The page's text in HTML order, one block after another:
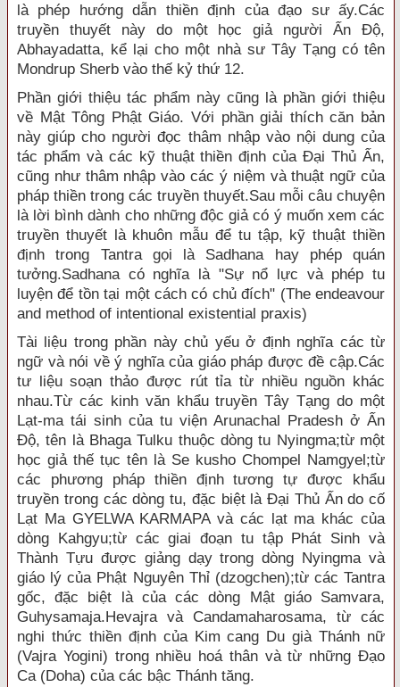
là phép hướng dẫn thiền định của đạo sư ấy.Các
truyền thuyết này do một học giả người Ấn Ðộ,
Abhayadatta, kể lại cho một nhà sư Tây Tạng có tên
Mondrup Sherb vào thế kỷ thứ 12.
Phần giới thiệu tác phẩm này cũng là phần giới thiệu
về Mật Tông Phật Giáo. Với phần giải thích căn bản
này giúp cho người đọc thâm nhập vào nội dung của
tác phẩm và các kỹ thuật thiền định của Ðại Thủ Ấn,
cũng như thâm nhập vào các ý niệm và thuật ngữ của
pháp thiền trong các truyền thuyết.Sau mỗi câu chuyện
là lời bình dành cho những độc giả có ý muốn xem các
truyền thuyết là khuôn mẫu để tu tập, kỹ thuật thiền
định trong Tantra gọi là Sadhana hay phép quán
tưởng.Sadhana có nghĩa là "Sự nổ lực và phép tu
luyện để tồn tại một cách có chủ đích" (The endeavour
and method of intentional existential praxis)
Tài liệu trong phần này chủ yếu ở định nghĩa các từ
ngữ và nói về ý nghĩa của giáo pháp được đề cập.Các
tư liệu soạn thảo được rút tỉa từ nhiều nguồn khác
nhau.Từ các kinh văn khẩu truyền Tây Tạng do một
Lạt-ma tái sinh của tu viện Arunachal Pradesh ở Ấn
Ðộ, tên là Bhaga Tulku thuộc dòng tu Nyingma;từ một
học giả thế tục tên là Se kusho Chompel Namgyel;từ
các phương pháp thiền định tương tự được khẩu
truyền trong các dòng tu, đặc biệt là Ðại Thủ Ấn do cố
Lạt Ma GYELWA KARMAPA và các lạt ma khác của
dòng Kahgyu;từ các giai đoạn tu tập Phát Sinh và
Thành Tựu được giảng dạy trong dòng Nyingma và
giáo lý của Phật Nguyên Thỉ (dzogchen);từ các Tantra
gốc, đặc biệt là của các dòng Mật giáo Samvara,
Guhysamaja.Hevajra và Candamaharosama, từ các
nghi thức thiền định của Kim cang Du già Thánh nữ
(Vajra Yogini) trong nhiều hoá thân và từ những Ðạo
Ca (Doha) của các bậc Thánh tăng.